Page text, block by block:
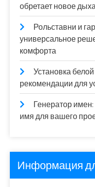
обретает новое
Рольставни и
универсальное
комфорта
Установка
рекомендации для
Генератор
имя для вашего
Информация